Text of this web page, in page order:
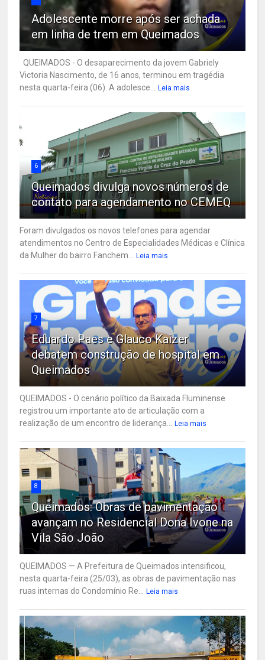
Adolescente morre após ser achada
em linha de trem em Queimados
QUEIMADOS - O desaparecimento da jovem Gabriely
Victoria Nascimento, de 16 anos, terminou em tragédia
nesta quarta-feira (06). A adolesce...
Leia mais
6
Queimados divulga novos números de
contato para agendamento no CEMEQ
Foram divulgados os novos telefones para agendar
atendimentos no Centro de Especialidades Médicas e Clínica
da Mulher do bairro Fanchem...
Leia mais
7
Eduardo Paes e Glauco Kaizer
debatem construção de hospital em
Queimados
QUEIMADOS - O cenário político da Baixada Fluminense
registrou um importante ato de articulação com a
realização de um encontro de liderança...
Leia mais
8
Queimados: Obras de pavimentação
avançam no Residencial Dona Ivone na
Vila São João
QUEIMADOS — A Prefeitura de Queimados intensificou,
nesta quarta-feira (25/03), as obras de pavimentação nas
ruas internas do Condomínio Re...
Leia mais